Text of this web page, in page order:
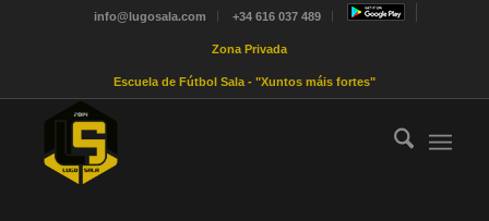
info@lugosala.com +34 616 037 489
Zona Privada
Escuela de Fútbol Sala - "Xuntos máis fortes"